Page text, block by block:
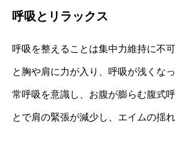
呼吸とリラックス
呼吸を整えることは集中力維持に不
と胸や肩に力が入り、呼吸が浅くな
常呼吸を意識し、お腹が膨らむ腹式
とで肩の緊張が減少し、エイムの揺